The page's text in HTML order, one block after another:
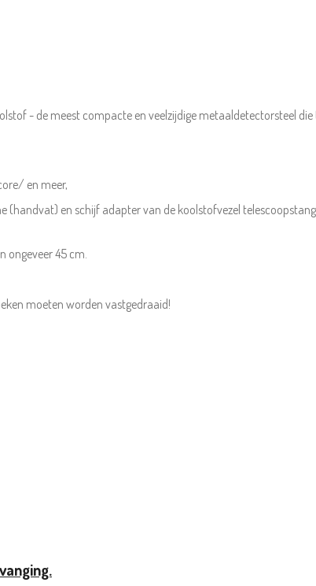
- de meest compacte en veelzijdige metaaldetectorsteel die
en meer,
(handvat) en schijf adapter van de koolstofvezel
ongeveer 45 cm.
moeten worden vastgedraaid!